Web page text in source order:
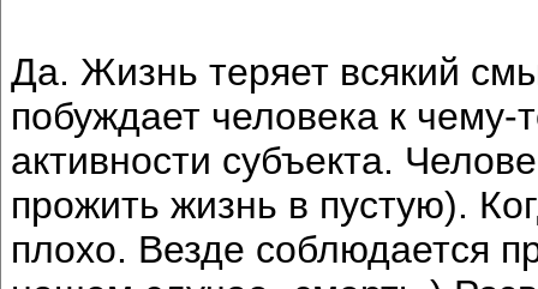
Да. Жизнь теряет всякий
побуждает человека к чему-
активности субъекта.
прожить жизнь в пустую).
плохо. Везде соблюдается